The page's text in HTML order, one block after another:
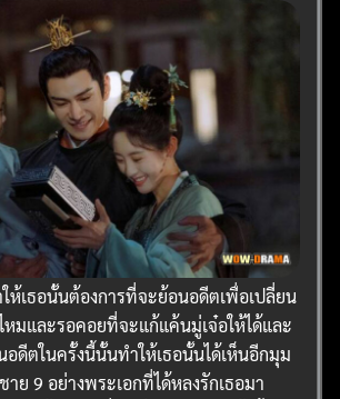
ให้เธอนั้นต้องการที่จะย้อนอดีตเพื่อเปลี่ยน
หมและรอคอยที่จะแก้แค้นมู่เจ๋อให้ได้และ
อดีตในครั้งนี้นั้นทำให้เธอนั้นได้เห็นอีกมุม
ย 9 อย่างพระเอกที่ได้หลงรักเธอมา